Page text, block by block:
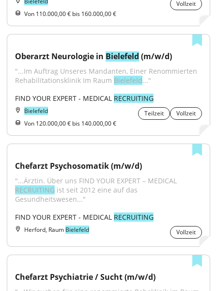
Vollzeit
Von 110.000,00 € bis 160.000,00 €
Oberarzt Neurologie in Bielefeld (m/w/d)
"...Im Auftrag Unseres Mandanten, Einer Renommierten
Rehabilitationsklinik Im Raum Bielefeld..."
FIND YOUR EXPERT - MEDICAL RECRUITING
Bielefeld Teilzeit
Vollzeit
Von 120.000,00 € bis 140.000,00 €
Chefarzt Psychosomatik (m/w/d)
RECRUITING ist seit 2012 eine auf das
Gesundheitswesen..."
FIND YOUR EXPERT - MEDICAL RECRUITING
Herford, Raum Bielefeld Vollzeit
Chefarzt Psychiatrie / Sucht (m/w/d)